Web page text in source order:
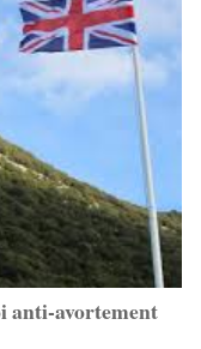
anti-avortement